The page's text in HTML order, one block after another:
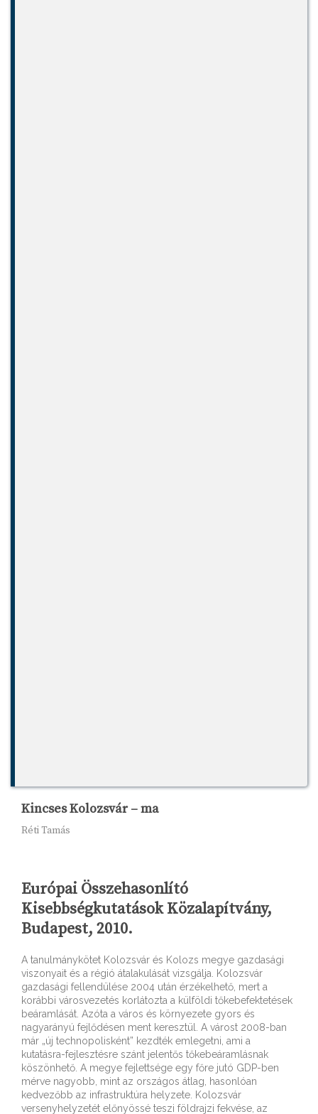
Kincses Kolozsvár – ma
Réti Tamás
Európai Összehasonlító
Kisebbségkutatások Közalapítvány,
Budapest, 2010.
A tanulmánykötet Kolozsvár és Kolozs megye gazdasági
viszonyait és a régió átalakulását vizsgálja. Kolozsvár
gazdasági fellendülése 2004 után érzékelhető, mert a
korábbi városvezetés korlátozta a külföldi tőkebefektetések
beáramlását. Azóta a város és környezete gyors és
nagyarányú fejlődésen ment keresztül. A várost 2008-ban
már „új technopolisként” kezdték emlegetni, ami a
kutatásra-fejlesztésre szánt jelentős tőkebeáramlásnak
köszönhető. A megye fejlettsége egy főre jutó GDP-ben
mérve nagyobb, mint az országos átlag, hasonlóan
kedvezőbb az infrastruktúra helyzete. Kolozsvár
versenyhelyzetét előnyössé teszi földrajzi fekvése, az